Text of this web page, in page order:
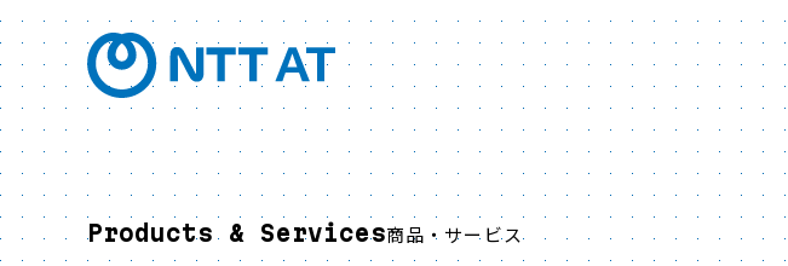
Products & Services商品・サービス